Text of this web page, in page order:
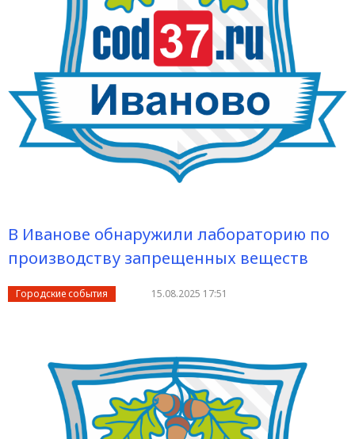
В Иванове обнаружили лабораторию по
производству запрещенных веществ
Городские события 15.08.2025 17:51